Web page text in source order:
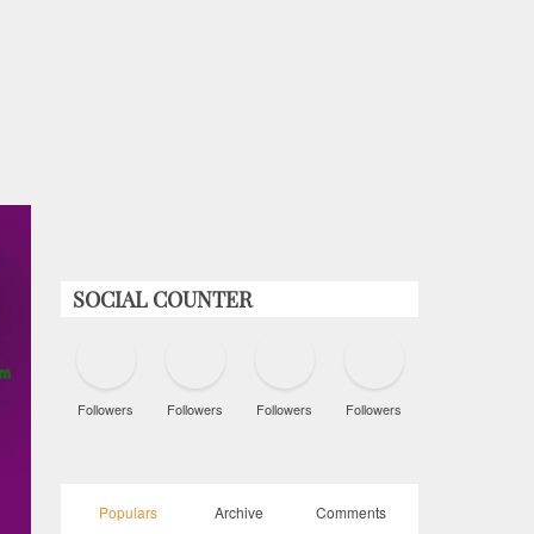
SOCIAL COUNTER
Followers Followers Followers Followers
Populars Archive Comments